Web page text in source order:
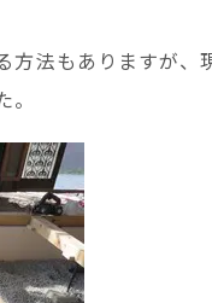
法もありますが